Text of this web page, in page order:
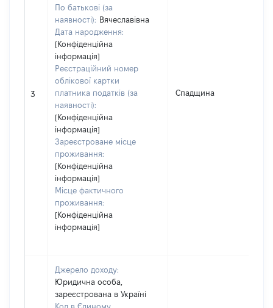
3
По батькові (за
наявності): Вячеславівна
Дата народження:
[Конфіденційна
інформація]
Реєстраційний номер
облікової картки
платника податків (за
наявності):
[Конфіденційна
інформація]
Зареєстроване місце
проживання:
[Конфіденційна
інформація]
Місце фактичного
проживання:
[Конфіденційна
інформація]
Спадщина
Джерело доходу:
Юридична особа,
зареєстрована в Україні
Код в Єдиному